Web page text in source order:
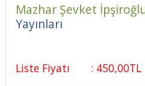
Mazhar Şevket
Yayınları
Liste Fiyatı : 450,00TL